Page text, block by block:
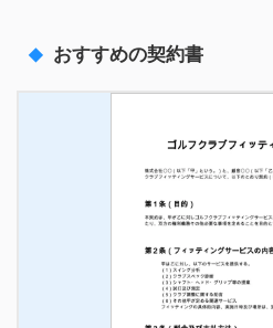
おすすめの契約書